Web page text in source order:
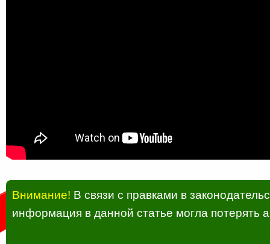
Внимание! В связи с правками в
информация в данной статье могла потерять